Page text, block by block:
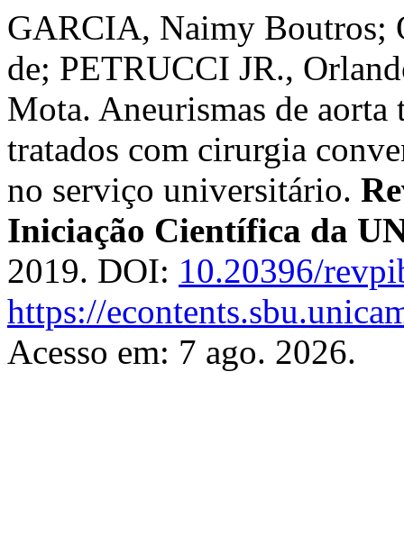
GARCIA, Naimy Boutros;
de; PETRUCCI JR.,
Mota. Aneurismas de
tratados com cirurgia
no serviço universitário.
Iniciação Científica da
2019. DOI: 10.20396/
https://
Acesso em: 7 ago. 2026.